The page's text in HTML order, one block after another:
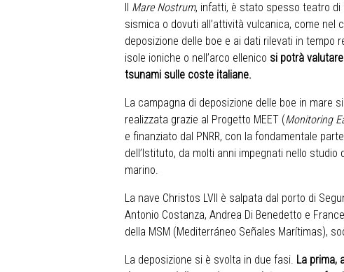
Mare Nostrum, infatti, è stato spesso teatro di
sismica o dovuti all’attività vulcanica, come nel
deposizione delle boe e ai dati rilevati in tempo
isole ioniche o nell’arco ellenico si potrà
tsunami sulle coste italiane.
La campagna di deposizione delle boe in mare
realizzata grazie al Progetto MEET (Monitoring
e finanziato dal PNRR, con la fondamentale
dell’Istituto, da molti anni impegnati nello
marino.
La nave Christos LVII è salpata dal porto di
Antonio Costanza, Andrea Di Benedetto e
della MSM (Mediterráneo Señales Marítimas),
La deposizione si è svolta in due fasi. La prima,